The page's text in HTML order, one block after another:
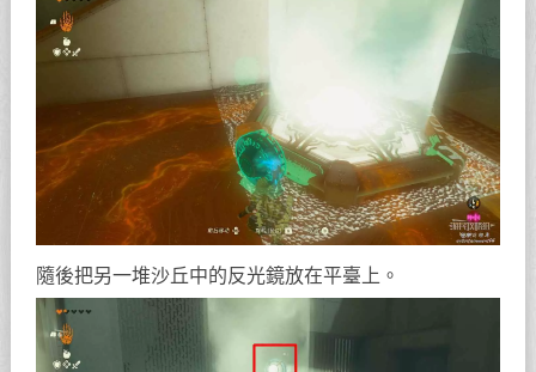
隨後把另一堆沙丘中的反光鏡放在平臺上。